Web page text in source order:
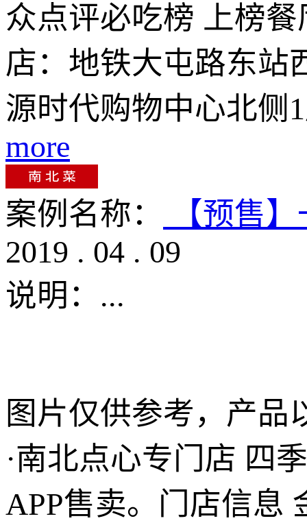
众点评必吃榜 上榜
店：地铁大屯路东站
源时代购物中心北侧
more
案例名称：
【预售
2019 . 04 . 09
说明： ...
图片仅供参考，产品
·南北点心专门店 四
APP售卖。门店信息